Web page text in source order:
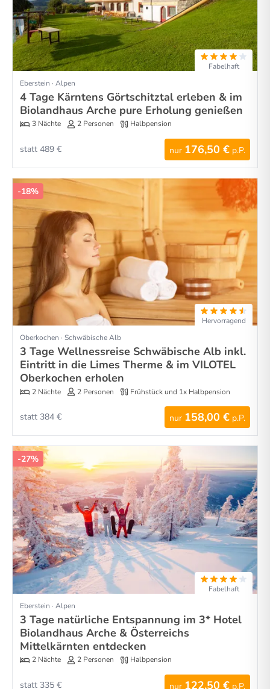
Fabelhaft
Eberstein · Alpen
4 Tage Kärntens Görtschitztal erleben & im
Biolandhaus Arche pure Erholung genießen
3 Nächte 2 Personen Halbpension
nur 176,50 € p.P.
statt 489 €
-18%
Hervorragend
Oberkochen · Schwäbische Alb
3 Tage Wellnessreise Schwäbische Alb inkl.
Eintritt in die Limes Therme & im VILOTEL
Oberkochen erholen
2 Nächte 2 Personen Frühstück und 1x Halbpension
nur 158,00 € p.P.
statt 384 €
-27%
Fabelhaft
Eberstein · Alpen
3 Tage natürliche Entspannung im 3* Hotel
Biolandhaus Arche & Österreichs
Mittelkärnten entdecken
2 Nächte 2 Personen Halbpension
nur 122,50 € p.P.
statt 335 €